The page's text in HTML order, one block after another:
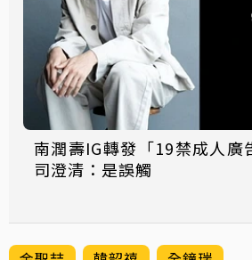
南潤壽IG轉發「19禁成人廣
司澄清：是誤觸